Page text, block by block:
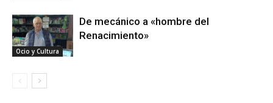
Ocio y Cultura
De mecánico a «hombre del
Renacimiento»